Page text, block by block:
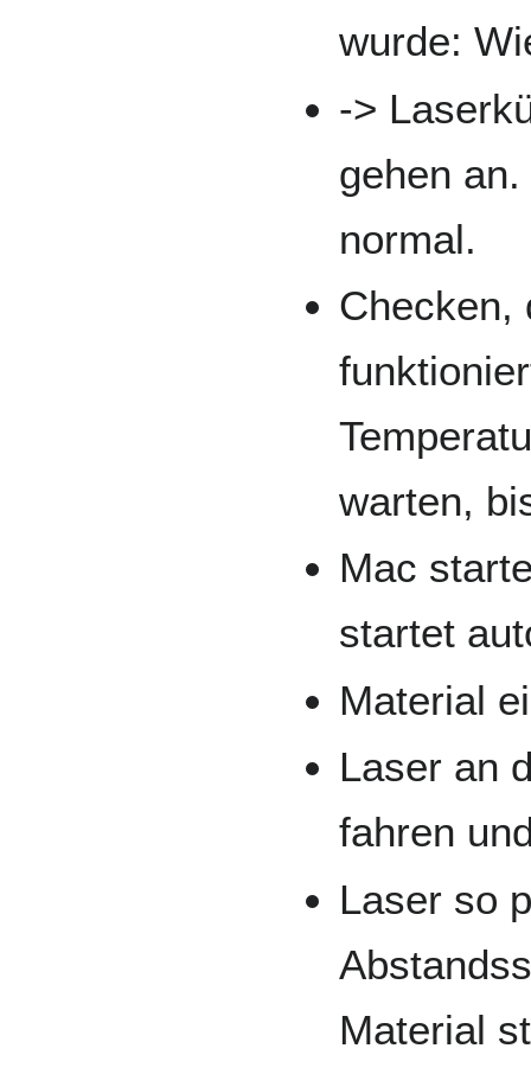
wurde:
->
gehen
normal.
Checken,
warten,
Mac
startet
Material
Laser an
fahren
Laser so
Material